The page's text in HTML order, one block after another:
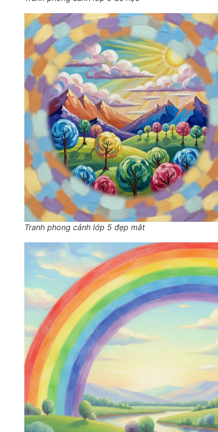
Tranh phong cảnh lớp 5 đẹp mắt